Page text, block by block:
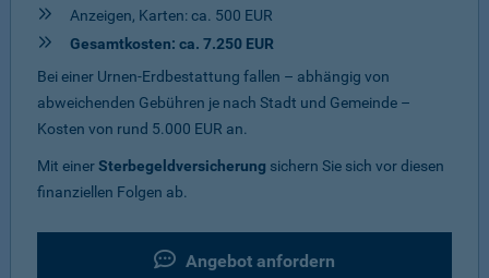
Anzeigen, Karten: ca. 500 EUR
Gesamtkosten: ca. 7.250 EUR
Bei einer Urnen-Erdbestattung fallen – abhängig von
abweichenden Gebühren je nach Stadt und Gemeinde –
Kosten von rund 5.000 EUR an.
Mit einerSterbegeldversicherung sichern Sie sich vor diesen
finanziellen Folgen ab.
Angebot anfordern